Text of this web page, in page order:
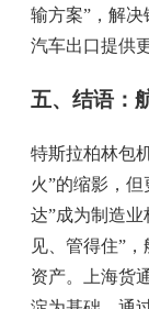
输方案”，解
汽车出口提供
五、结语：
特斯拉柏林包
火”的缩影，
达”成为制造
见、管得住”
资产。上海货